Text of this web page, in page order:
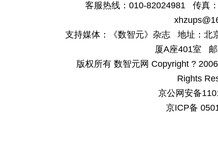
客服热线：010-82024981 传真
支持媒体：《数智元》杂志 地址：北
厦A座401室
版权所有 数智元网 Copyright ?
Rights
京公网安备
京ICP备